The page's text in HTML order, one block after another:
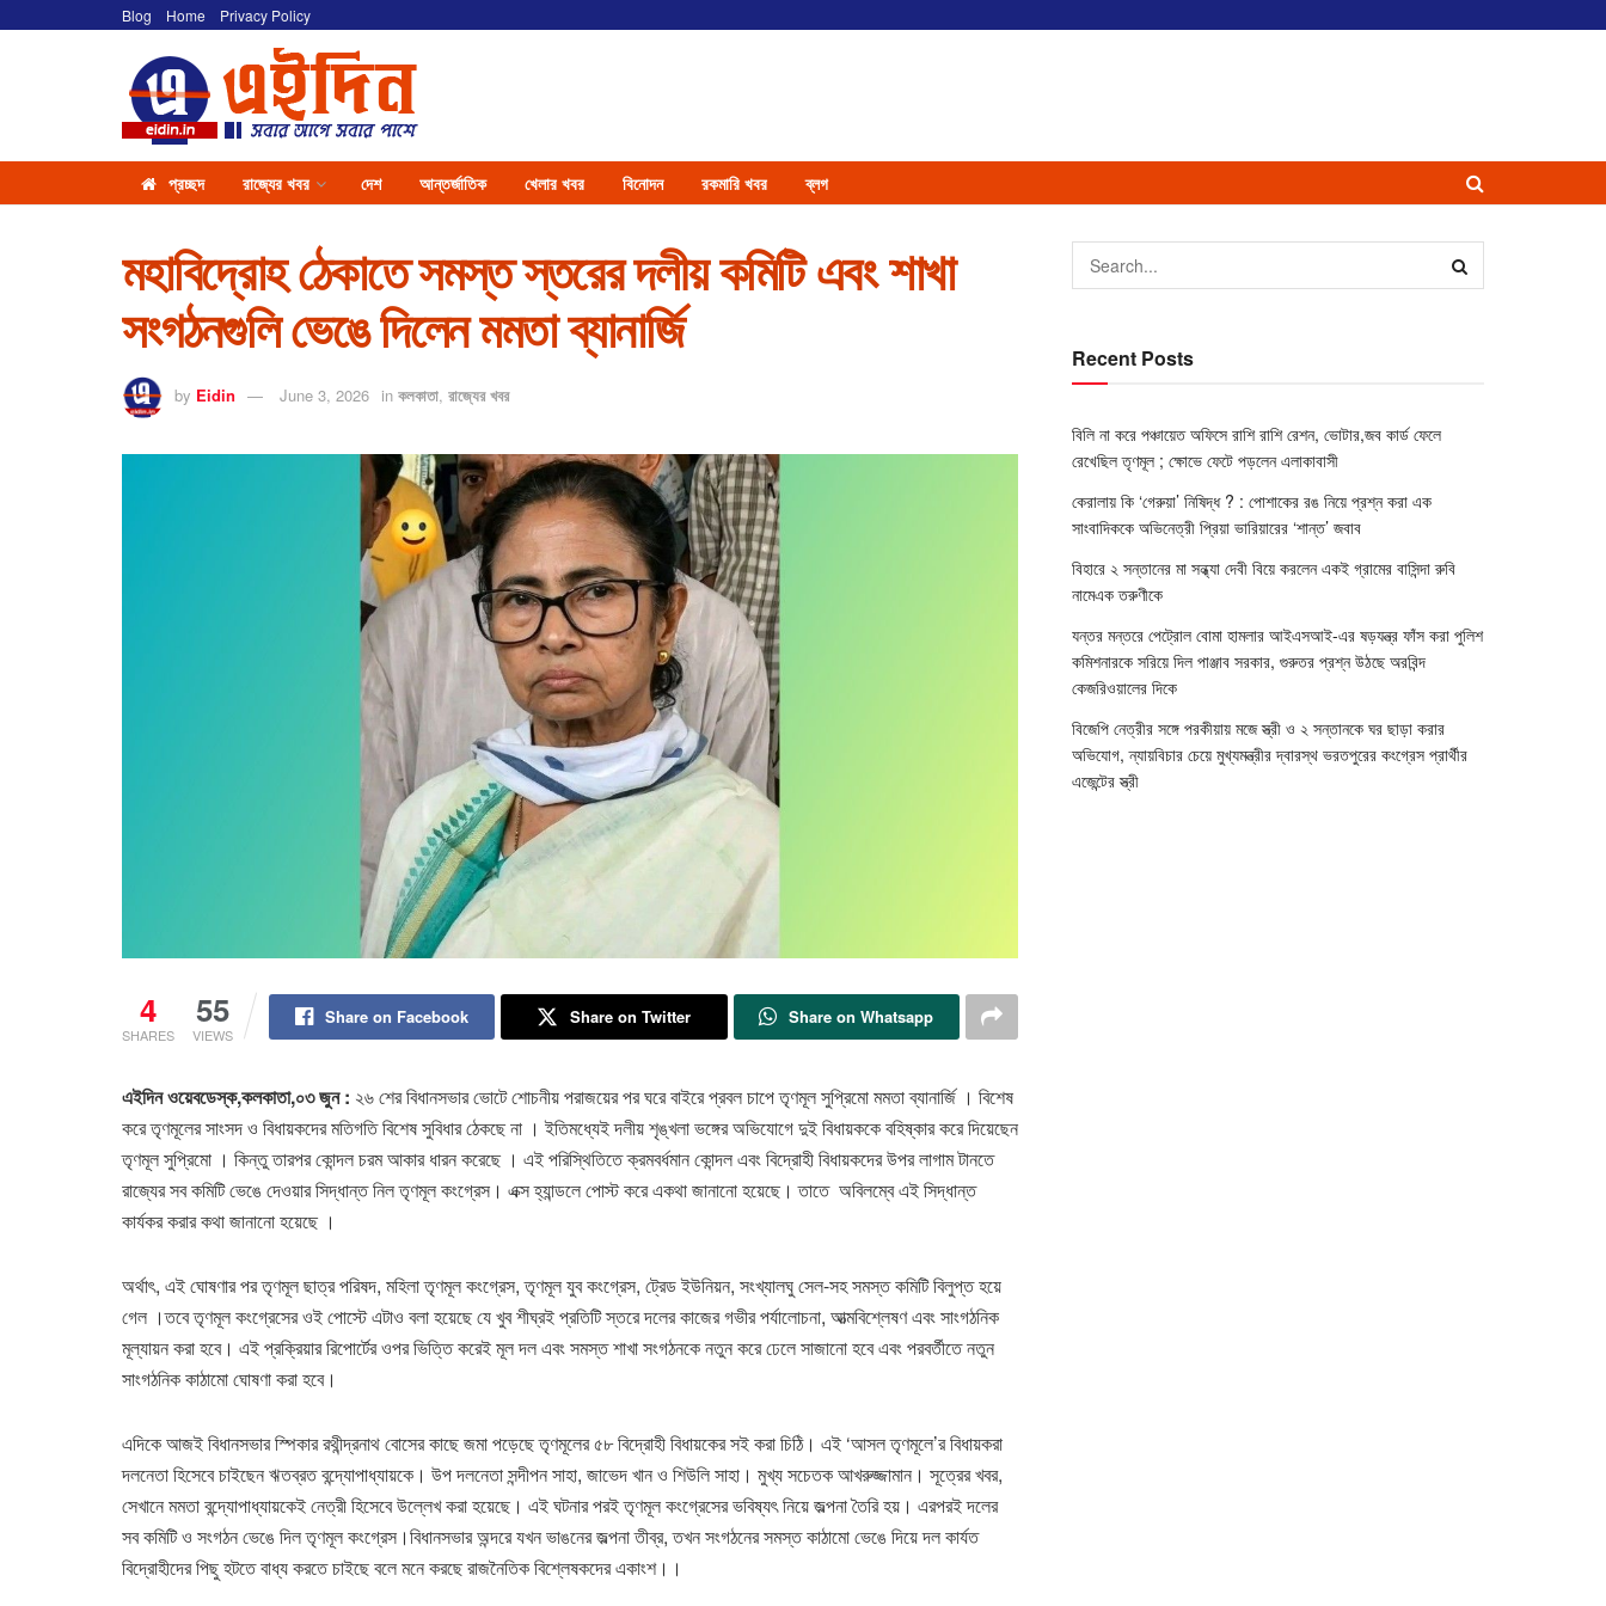
Blog Home Privacy Policy
প্রচ্ছদ রাজ্যের খবর দেশ আন্তর্জাতিক খেলার খবর বিনোদন রকমারি খবর ব্লগ
মহাবিদ্রোহ ঠেকাতে সমস্ত স্তরের দলীয় কমিটি এবং শাখা
সংগঠনগুলি ভেঙে দিলেন মমতা ব্যানার্জি
by Eidin June 3, 2026 in কলকাতা, রাজ্যের খবর
4
SHARES
55
VIEWS
Share on Facebook Share on Twitter Share on Whatsapp
এইদিন ওয়েবডেস্ক,কলকাতা,০৩ জুন : ২৬ শের বিধানসভার ভোটে শোচনীয় পরাজয়ের পর ঘরে বাইরে প্রবল চাপে তৃণমূল সুপ্রিমো মমতা ব্যানার্জি । বিশেষ
করে তৃণমূলের সাংসদ ও বিধায়কদের মতিগতি বিশেষ সুবিধার ঠেকছে না । ইতিমধ্যেই দলীয় শৃঙ্খলা ভঙ্গের অভিযোগে দুই বিধায়ককে বহিষ্কার করে দিয়েছেন
তৃণমূল সুপ্রিমো । কিন্তু তারপর কোন্দল চরম আকার ধারন করেছে । এই পরিস্থিতিতে ক্রমবর্ধমান কোন্দল এবং বিদ্রোহী বিধায়কদের উপর লাগাম টানতে
রাজ্যের সব কমিটি ভেঙে দেওয়ার সিদ্ধান্ত নিল তৃণমূল কংগ্রেস। এক্স হ্যান্ডলে পোস্ট করে একথা জানানো হয়েছে। তাতে অবিলম্বে এই সিদ্ধান্ত
কার্যকর করার কথা জানানো হয়েছে ।
অর্থাৎ, এই ঘোষণার পর তৃণমূল ছাত্র পরিষদ, মহিলা তৃণমূল কংগ্রেস, তৃণমূল যুব কংগ্রেস, ট্রেড ইউনিয়ন, সংখ্যালঘু সেল-সহ সমস্ত কমিটি বিলুপ্ত হয়ে
গেল ।তবে তৃণমূল কংগ্রেসের ওই পোস্টে এটাও বলা হয়েছে যে খুব শীঘ্রই প্রতিটি স্তরে দলের কাজের গভীর পর্যালোচনা, আত্মবিশ্লেষণ এবং সাংগঠনিক
মূল্যায়ন করা হবে। এই প্রক্রিয়ার রিপোর্টের ওপর ভিত্তি করেই মূল দল এবং সমস্ত শাখা সংগঠনকে নতুন করে ঢেলে সাজানো হবে এবং পরবর্তীতে নতুন
সাংগঠনিক কাঠামো ঘোষণা করা হবে।
এদিকে আজই বিধানসভার স্পিকার রথীন্দ্রনাথ বোসের কাছে জমা পড়েছে তৃণমূলের ৫৮ বিদ্রোহী বিধায়কের সই করা চিঠি। এই ‘আসল তৃণমূলে’র বিধায়করা
দলনেতা হিসেবে চাইছেন ঋতব্রত বন্দ্যোপাধ্যায়কে। উপ দলনেতা সন্দীপন সাহা, জাভেদ খান ও শিউলি সাহা। মুখ্য সচেতক আখরুজ্জামান। সূত্রের খবর,
সেখানে মমতা বন্দ্যোপাধ্যায়কেই নেত্রী হিসেবে উল্লেখ করা হয়েছে। এই ঘটনার পরই তৃণমূল কংগ্রেসের ভবিষ্যৎ নিয়ে জল্পনা তৈরি হয়। এরপরই দলের
সব কমিটি ও সংগঠন ভেঙে দিল তৃণমূল কংগ্রেস।বিধানসভার অন্দরে যখন ভাঙনের জল্পনা তীব্র, তখন সংগঠনের সমস্ত কাঠামো ভেঙে দিয়ে দল কার্যত
বিদ্রোহীদের পিছু হটতে বাধ্য করতে চাইছে বলে মনে করছে রাজনৈতিক বিশ্লেষকদের একাংশ।।
Recent Posts
বিলি না করে পঞ্চায়েত অফিসে রাশি রাশি রেশন, ভোটার,জব কার্ড ফেলে
রেখেছিল তৃণমূল ; ক্ষোভে ফেটে পড়লেন এলাকাবাসী
কেরালায় কি ‘গেরুয়া’ নিষিদ্ধ ? : পোশাকের রঙ নিয়ে প্রশ্ন করা এক
সাংবাদিককে অভিনেত্রী প্রিয়া ভারিয়ারের ‘শান্ত’ জবাব
বিহারে ২ সন্তানের মা সন্ধ্যা দেবী বিয়ে করলেন একই গ্রামের বাসিন্দা রুবি
নামেএক তরুণীকে
যন্তর মন্তরে পেট্রোল বোমা হামলার আইএসআই-এর ষড়যন্ত্র ফাঁস করা পুলিশ
কমিশনারকে সরিয়ে দিল পাঞ্জাব সরকার, গুরুতর প্রশ্ন উঠছে অরবিন্দ
কেজরিওয়ালের দিকে
বিজেপি নেত্রীর সঙ্গে পরকীয়ায় মজে স্ত্রী ও ২ সন্তানকে ঘর ছাড়া করার
অভিযোগ, ন্যায়বিচার চেয়ে মুখ্যমন্ত্রীর দ্বারস্থ ভরতপুরের কংগ্রেস প্রার্থীর
এজেন্টের স্ত্রী